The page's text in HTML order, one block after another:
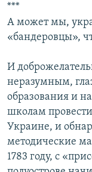
***
А может мы,
«бандеровцы»,
И
неразумным,
образования и
школам
Украине, и
методические
1783 году, с